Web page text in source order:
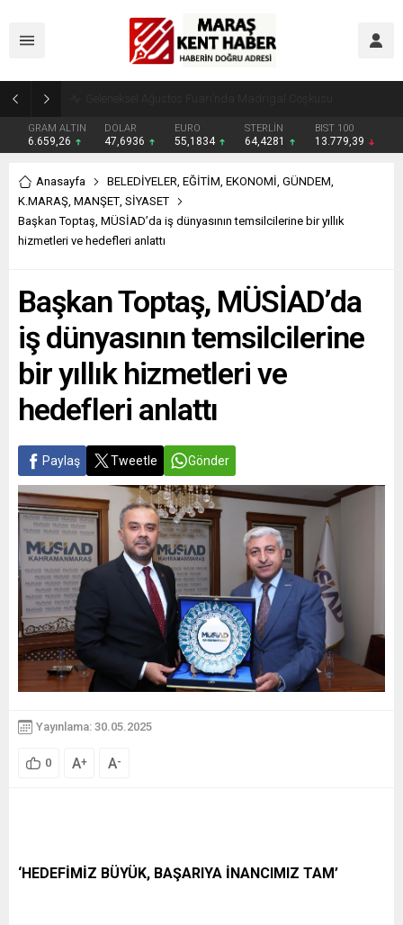
GRAM ALTIN
6.659,26
DOLAR
47,6936
EURO
55,1834
STERLİN
64,4281
BIST 100
13.779,39
Anasayfa BELEDİYELER, EĞİTİM, EKONOMİ, GÜNDEM,
K.MARAŞ, MANŞET, SİYASET
Başkan Toptaş, MÜSİAD’da iş dünyasının temsilcilerine bir yıllık
hizmetleri ve hedefleri anlattı
Başkan Toptaş, MÜSİAD’da
iş dünyasının temsilcilerine
bir yıllık hizmetleri ve
hedefleri anlattı
Paylaş Tweetle Gönder
Yayınlama: 30.05.2025
0 A+ A-
‘HEDEFİMİZ BÜYÜK, BAŞARIYA İNANCIMIZ TAM’